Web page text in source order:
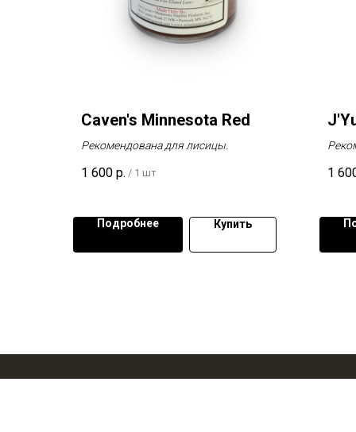
Caven's Minnesota Red
Рекомендована для лисицы.
1 600 р. / 1 шт
Подробнее Купить
1